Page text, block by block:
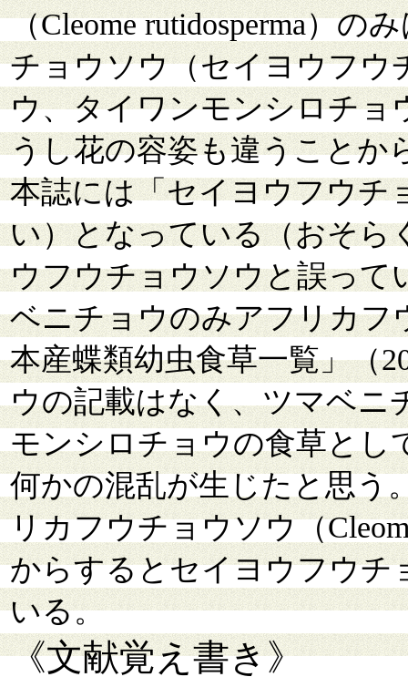
（Cleome rutidosperma）の
チョウソウ（セイヨウフウ
ウ、タイワンモンシロチョ
うし花の容姿も違うことか
本誌には「セイヨウフウチ
い）となっている（おそら
ウフウチョウソウと誤って
ベニチョウのみアフリカフ
本産蝶類幼虫食草一覧」（
ウの記載はなく、ツマベニ
モンシロチョウの食草とし
何かの混乱が生じたと思う
リカフウチョウソウ（
からするとセイヨウフウチ
いる。
《文献覚え書き》